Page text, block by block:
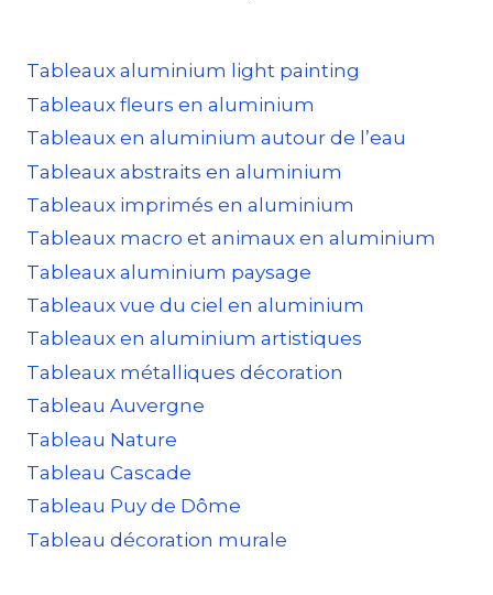
Tableaux aluminium light painting
Tableaux fleurs en aluminium
Tableaux en aluminium autour de l’eau
Tableaux abstraits en aluminium
Tableaux imprimés en aluminium
Tableaux macro et animaux en aluminium
Tableaux aluminium paysage
Tableaux vue du ciel en aluminium
Tableaux en aluminium artistiques
Tableaux métalliques décoration
Tableau Auvergne
Tableau Nature
Tableau Cascade
Tableau Puy de Dôme
Tableau décoration murale